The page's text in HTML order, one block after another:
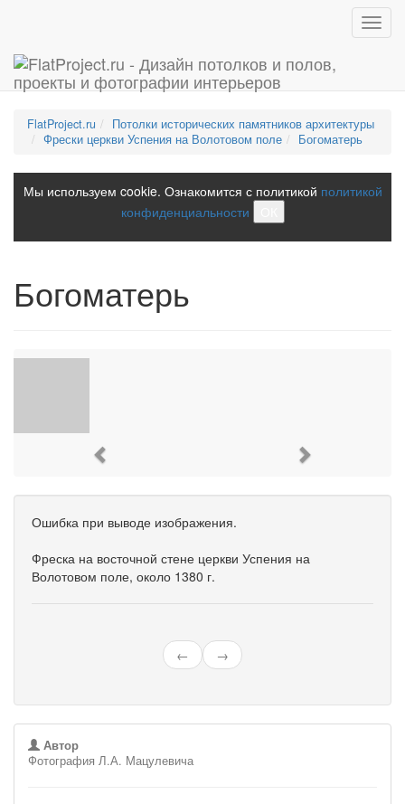
FlatProject.ru
Потолки исторических памятников архитектуры
Фрески церкви Успения на Волотовом поле
Богоматерь
Мы используем cookie. Ознакомится с политикой политикой
конфиденциальности
Богоматерь
Ошибка при выводе изображения.
Фреска на восточной стене церкви Успения на
Волотовом поле, около 1380 г.
← →
Автор
Фотография Л.А. Мацулевича